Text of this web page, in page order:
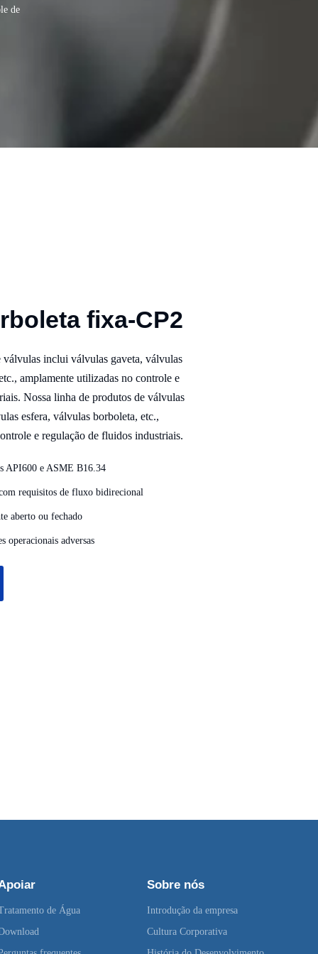
de
fixa-CP2
válvulas inclui válvulas gaveta, válvulas
amplamente utilizadas no controle e
Nossa linha de produtos de válvulas
esfera, válvulas borboleta, etc.,
e regulação de fluidos industriais.
API600 e ASME B16.34
requisitos de fluxo bidirecional
aberto ou fechado
operacionais adversas
de Água
Sobre nós
Introdução da empresa
Cultura Corporativa